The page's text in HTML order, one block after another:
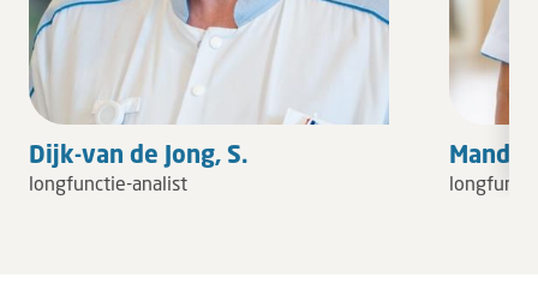
Dijk-van de Jong, S.
longfunctie-analist